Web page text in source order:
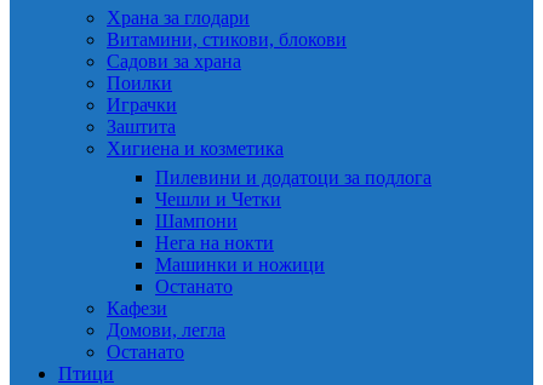
Храна за глодари
Витамини, стикови, блокови
Садови за храна
Поилки
Играчки
Заштита
Хигиена и козметика
Пилевини и додатоци за подлога
Чешли и Четки
Шампони
Нега на нокти
Машинки и ножици
Останато
Кафези
Домови, легла
Останато
Птици